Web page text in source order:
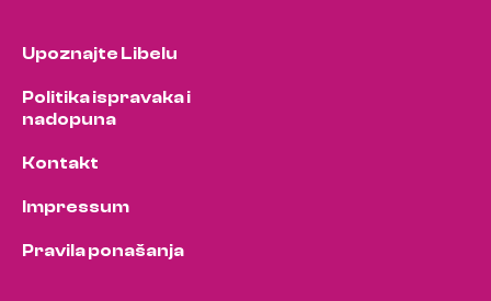
Upoznajte Libelu
Politika ispravaka i
nadopuna
Kontakt
Impressum
Pravila ponašanja